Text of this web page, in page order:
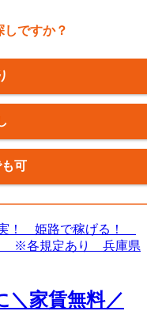
ですか？
可
＼家賃無料／